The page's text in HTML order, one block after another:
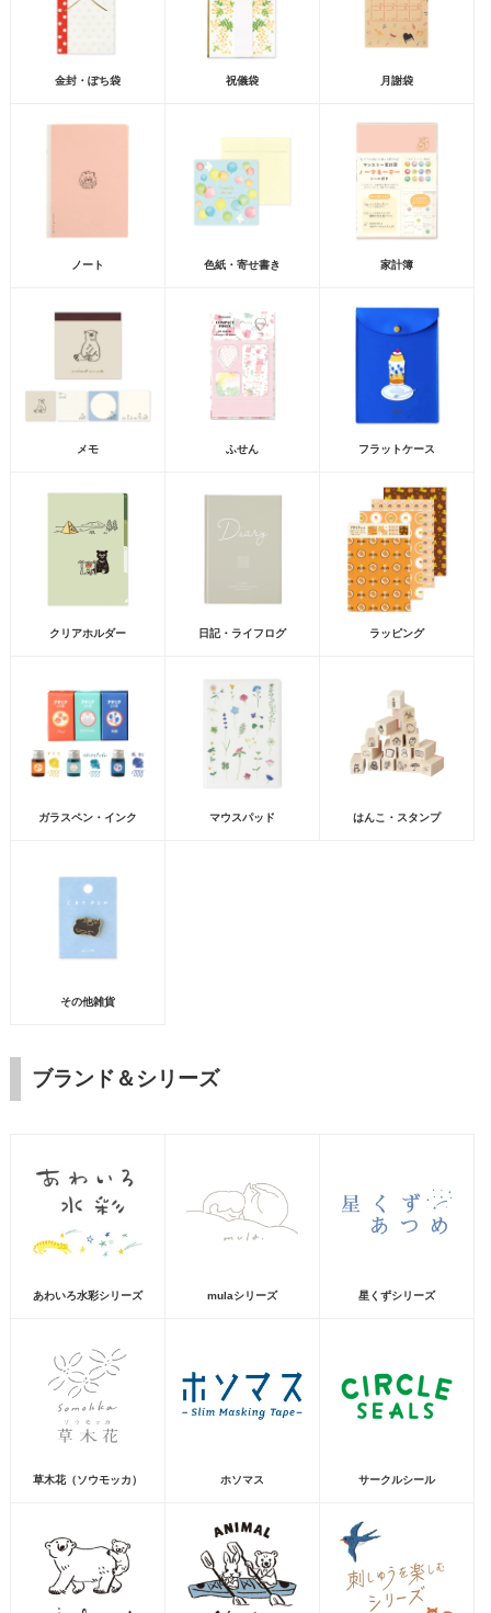
金封・ぽち袋 祝儀袋 月謝袋
ノート 色紙・寄せ書き 家計簿
メモ ふせん フラットケース
クリアホルダー 日記・ライフログ ラッピング
ガラスペン・インク マウスパッド はんこ・スタンプ
その他雑貨
ブランド＆シリーズ
あわいろ水彩シリーズ mulaシリーズ 星くずシリーズ
草木花（ソウモッカ） ホソマス サークルシール